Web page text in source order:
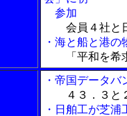
参加
会員４社と
・海と船と港の
「平和を
・帝国データ
４３．３と
・日舶工が芝